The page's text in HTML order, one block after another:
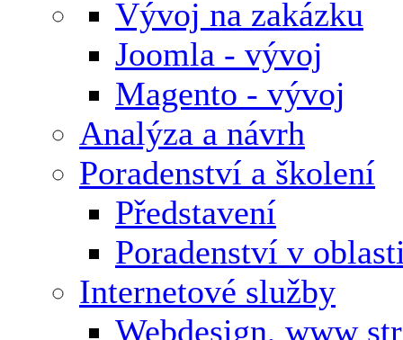
Vývoj na zakázku
Joomla - vývoj
Magento - vývoj
Analýza a návrh
Poradenství a školení
Představení
Poradenství v
Internetové služby
Webdesign, www